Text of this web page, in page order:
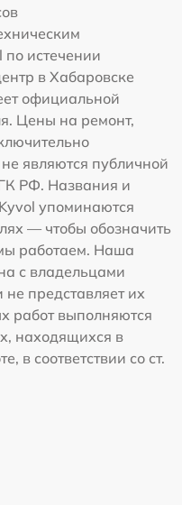
истечении
в Хабаровске
официальной
Цены на ремонт,
являются публичной
РФ. Названия и
упоминаются
— чтобы обозначить
работаем. Наша
с владельцами
представляет их
работ выполняются
находящихся в
в соответствии со ст.